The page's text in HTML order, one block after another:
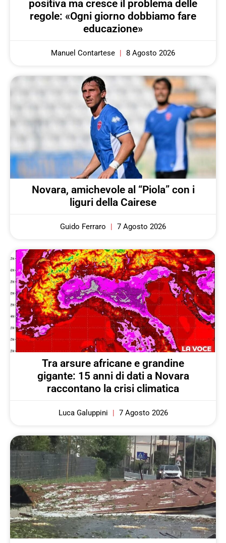
positiva ma cresce il problema delle
regole: «Ogni giorno dobbiamo fare
educazione»
Manuel Contartese 8 Agosto 2026
Novara, amichevole al “Piola” con i
liguri della Cairese
Guido Ferraro 7 Agosto 2026
Tra arsure africane e grandine
gigante: 15 anni di dati a Novara
raccontano la crisi climatica
Luca Galuppini 7 Agosto 2026